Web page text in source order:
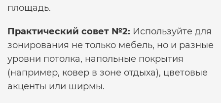
площадь.
Практический совет №2: Используйте для
зонирования не только мебель, но и разные
уровни потолка, напольные покрытия
(например, ковер в зоне отдыха), цветовые
акценты или ширмы.